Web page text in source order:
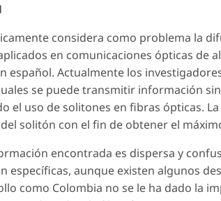
considera como problema la
en comunicaciones ópticas de
español. Actualmente los
se puede transmitir información
el uso de solitones en fibras ópticas.
solitón con el fin de obtener el
encontrada es dispersa y
específicas, aunque existen algunos
como Colombia no se le ha dado la